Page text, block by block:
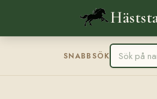
SNABBSÖK